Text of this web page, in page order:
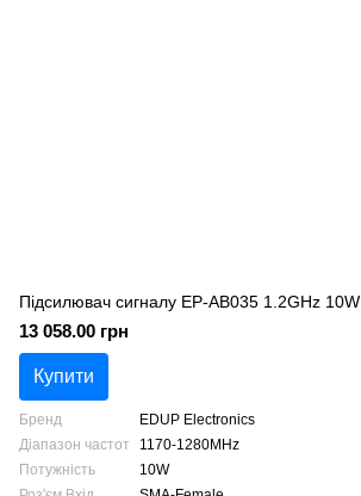
Підсилювач сигналу EP-AB035 1.2GHz 10W
13 058.00 грн
Купити
Бренд
EDUP Electronics
Діапазон частот
1170-1280MHz
Потужність
10W